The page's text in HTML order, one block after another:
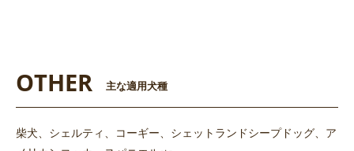
OTHER 主な適用犬種
柴犬、シェルティ、コーギー、シェットランドシープドッグ、ア